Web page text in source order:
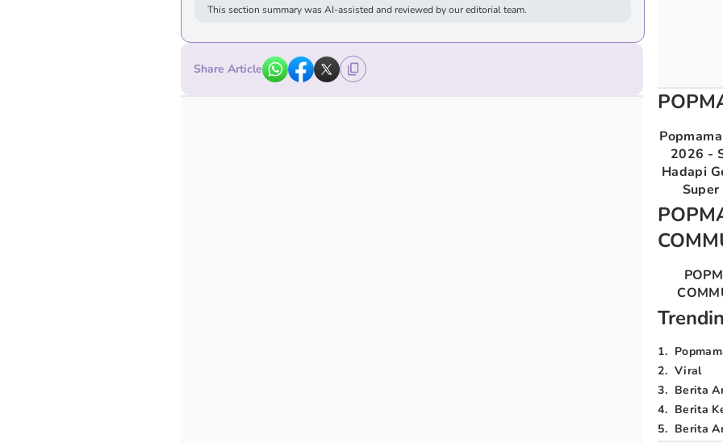
This section summary was AI-assisted and reviewed by our editorial team.
Share Article
2026 -
Hadapi
1.
2. Viral
3. Berita
4. Berita
5. Berita